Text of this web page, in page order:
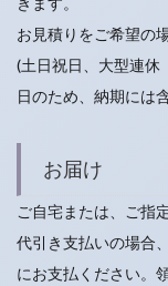
お見積りをご希望の
(土日祝日、大型連休
日のため、納期には
お届け
ご自宅または、ご指
代引き支払いの場合
にお支払ください。